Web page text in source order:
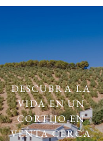
DESCUBRA LA
VIDA EN UN
CORTIJO EN
VENTA CERCA